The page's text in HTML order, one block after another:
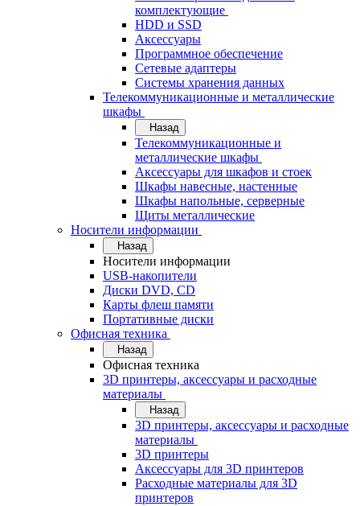
комплектующие
HDD и SSD
Аксессуары
Программное обеспечение
Сетевые адаптеры
Системы хранения данных
Телекоммуникационные и металлические
шкафы
Назад
Телекоммуникационные и
металлические шкафы
Аксессуары для шкафов и стоек
Шкафы навесные, настенные
Шкафы напольные, серверные
Щиты металлические
Носители информации
Назад
Носители информации
USB-накопители
Диски DVD, CD
Карты флеш памяти
Портативные диски
Офисная техника
Назад
Офисная техника
3D принтеры, аксессуары и расходные
материалы
Назад
3D принтеры, аксессуары и расходные
материалы
3D принтеры
Аксессуары для 3D принтеров
Расходные материалы для 3D
принтеров